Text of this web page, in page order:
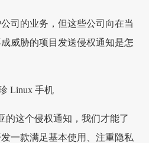
司的业务，但这些公司向在当
威胁的项目发送侵权通知是怎
Linux 手机
的这个侵权通知，我们才能了
一款满足基本使用、注重隐私